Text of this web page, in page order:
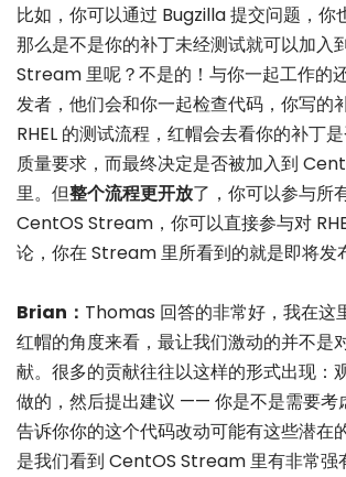
比如，你可以通过 Bugzilla 提交问题，你
那么是不是你的补丁未经测试就可以加入
Stream 里呢？不是的！与你一起工作的
发者，他们会和你一起检查代码，你写的
RHEL 的测试流程，红帽会去看你的补丁
质量要求，而最终决定是否被加入到
里。但整个流程更开放了，你可以参与所
CentOS Stream，你可以直接参与对
论，你在 Stream 里所看到的就是即将发布
Brian： Thomas 回答的非常好，我在这
红帽的角度来看，最让我们激动的并不
献。很多的贡献往往以这样的形式出现：
做的，然后提出建议 —— 你是不是需要考
告诉你你的这个代码改动可能有这些潜在
是我们看到 CentOS Stream 里有非常强